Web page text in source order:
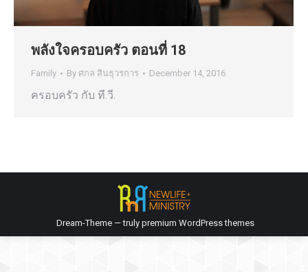
พลังใจครอบครัว ตอนที่ 18
Family By ศกล สินธุวรการ December 14, 2016
ครอบครัว กับ ที.วี.
Dream-Theme — truly premium WordPress themes